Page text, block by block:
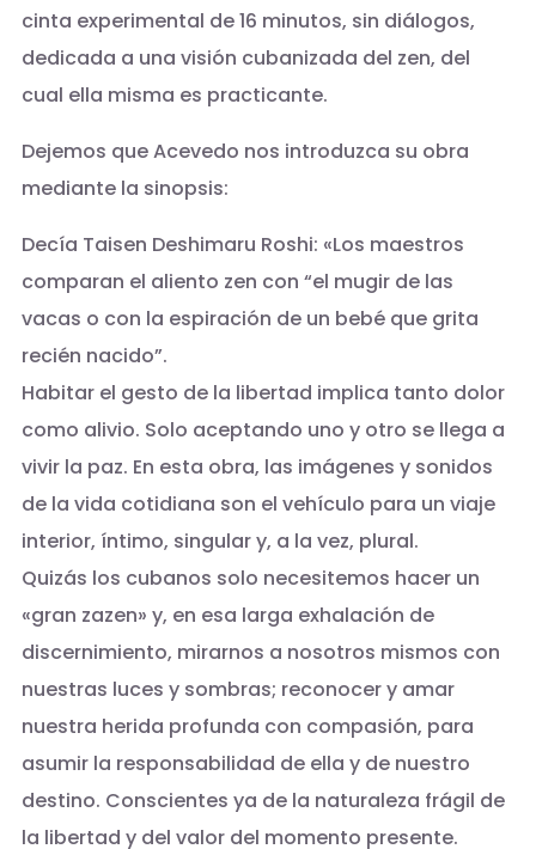
cinta experimental de 16 minutos, sin diálogos,
dedicada a una visión cubanizada del zen, del
cual ella misma es practicante.
Dejemos que Acevedo nos introduzca su obra
mediante la sinopsis:
Decía Taisen Deshimaru Roshi: «Los maestros
comparan el aliento zen con “el mugir de las
vacas o con la espiración de un bebé que grita
recién nacido”.
Habitar el gesto de la libertad implica tanto dolor
como alivio. Solo aceptando uno y otro se llega a
vivir la paz. En esta obra, las imágenes y sonidos
de la vida cotidiana son el vehículo para un viaje
interior, íntimo, singular y, a la vez, plural.
Quizás los cubanos solo necesitemos hacer un
«gran zazen» y, en esa larga exhalación de
discernimiento, mirarnos a nosotros mismos con
nuestras luces y sombras; reconocer y amar
nuestra herida profunda con compasión, para
asumir la responsabilidad de ella y de nuestro
destino. Conscientes ya de la naturaleza frágil de
la libertad y del valor del momento presente.